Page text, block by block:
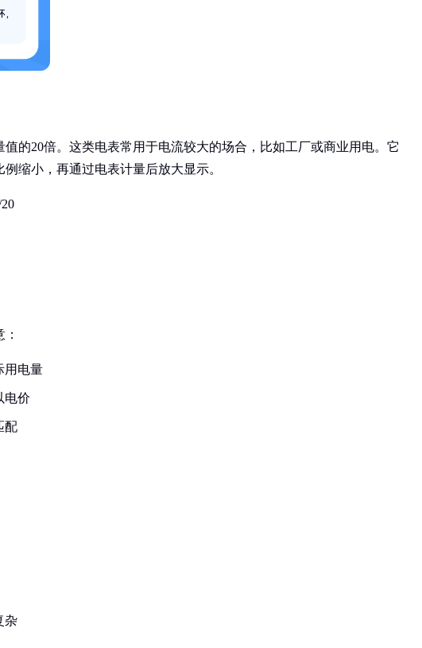
的20倍。这类电表常用于电流较大的场合，比如工厂或商业用电。它
缩小，再通过电表计量后放大显示。
用电量
电价
配
杂